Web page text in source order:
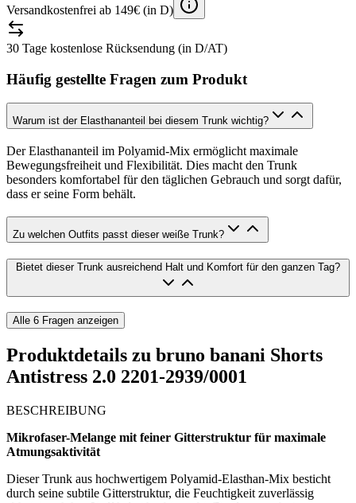
Versandkostenfrei ab 149€ (in D)
30 Tage kostenlose Rücksendung (in D/AT)
Häufig gestellte Fragen zum Produkt
Warum ist der Elasthananteil bei diesem Trunk wichtig?
Der Elasthananteil im Polyamid-Mix ermöglicht maximale
Bewegungsfreiheit und Flexibilität. Dies macht den Trunk
besonders komfortabel für den täglichen Gebrauch und sorgt dafür,
dass er seine Form behält.
Zu welchen Outfits passt dieser weiße Trunk?
Bietet dieser Trunk ausreichend Halt und Komfort für den ganzen Tag?
Alle 6 Fragen anzeigen
Produktdetails zu bruno banani Shorts
Antistress 2.0 2201-2939/0001
BESCHREIBUNG
Mikrofaser-Melange mit feiner Gitterstruktur für maximale
Atmungsaktivität
Dieser Trunk aus hochwertigem Polyamid-Elasthan-Mix besticht
durch seine subtile Gitterstruktur, die Feuchtigkeit zuverlässig